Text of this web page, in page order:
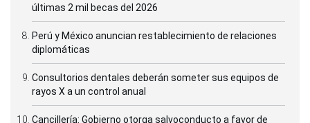
últimas 2 mil becas del 2026
Perú y México anuncian restablecimiento de relaciones
diplomáticas
Consultorios dentales deberán someter sus equipos de
rayos X a un control anual
Cancillería: Gobierno otorga salvoconducto a favor de